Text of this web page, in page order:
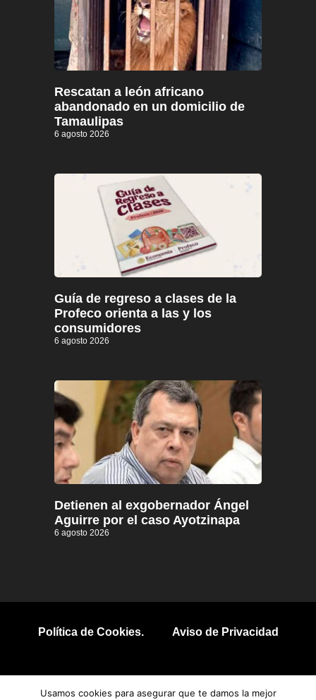
Rescatan a león africano
abandonado en un domicilio de
Tamaulipas
6 agosto 2026
Guía de regreso a clases de la
Profeco orienta a las y los
consumidores
6 agosto 2026
Detienen al exgobernador Ángel
Aguirre por el caso Ayotzinapa
6 agosto 2026
Política de Cookies. Aviso de Privacidad
Usamos cookies para asegurar que te damos la mejor